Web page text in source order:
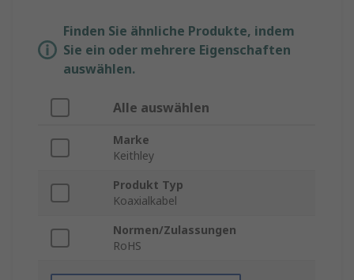
Finden Sie ähnliche Produkte, indem
Sie ein oder mehrere Eigenschaften
auswählen.
Alle auswählen
Marke
Keithley
Produkt Typ
Koaxialkabel
Normen/Zulassungen
RoHS